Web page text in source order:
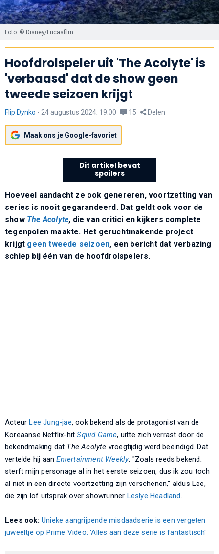
Foto: © Disney/Lucasfilm
Hoofdrolspeler uit 'The Acolyte' is
'verbaasd' dat de show geen
tweede seizoen krijgt
Flip Dynko - 24 augustus 2024, 19:00 15 Delen
Maak ons je Google-favoriet
Dit artikel bevat
spoilers
Hoeveel aandacht ze ook genereren, voortzetting van
series is nooit gegarandeerd. Dat geldt ook voor de
show The Acolyte, die van critici en kijkers complete
tegenpolen maakte. Het geruchtmakende project
krijgt geen tweede seizoen, een bericht dat verbazing
schiep bij één van de hoofdrolspelers.
ActeurLee Jung-jae, ook bekend als de protagonist van de
Koreaanse Netflix-hitSquid Game, uitte zich verrast door de
bekendmaking dat The Acolyte vroegtijdig werd beëindigd. Dat
vertelde hij aanEntertainment Weekly. "Zoals reeds bekend,
sterft mijn personage al in het eerste seizoen, dus ik zou toch
al niet in een directe voortzetting zijn verschenen," aldus Lee,
die zijn lof uitsprak over showrunner Leslye Headland.
Lees ook: Unieke aangrijpende misdaadserie is een vergeten
juweeltje op Prime Video: 'Alles aan deze serie is fantastisch'